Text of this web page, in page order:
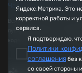
Часто задаваемые
Вся информация,
публичной офертой,
кодекса РФ, и носит
Яндекс.Метрика. Это
корректной работы и
сервиса.
Я подтверждаю,
Политики
соглашениябез
со своей стороны